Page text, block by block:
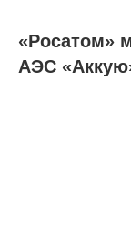
«Росатом»
АЭС